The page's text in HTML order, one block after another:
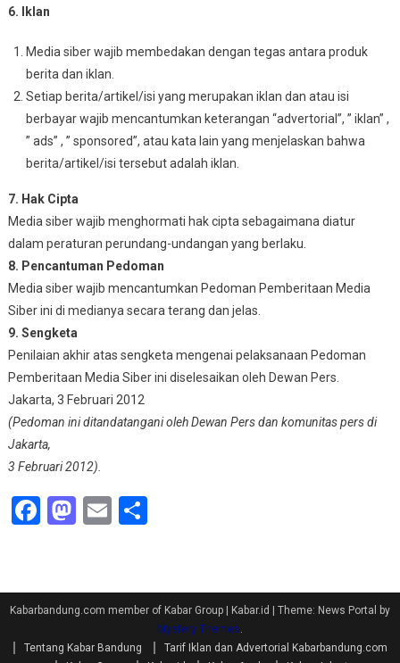
6. Iklan
Media siber wajib membedakan dengan tegas antara produk
berita dan iklan.
Setiap berita/artikel/isi yang merupakan iklan dan atau isi
berbayar wajib mencantumkan keterangan “advertorial”, ” iklan” ,
” ads” , ” sponsored”, atau kata lain yang menjelaskan bahwa
berita/artikel/isi tersebut adalah iklan.
7. Hak Cipta
Media siber wajib menghormati hak cipta sebagaimana diatur
dalam peraturan perundang-undangan yang berlaku.
8. Pencantuman Pedoman
Media siber wajib mencantumkan Pedoman Pemberitaan Media
Siber ini di medianya secara terang dan jelas.
9. Sengketa
Penilaian akhir atas sengketa mengenai pelaksanaan Pedoman
Pemberitaan Media Siber ini diselesaikan oleh Dewan Pers.
Jakarta, 3 Februari 2012
(Pedoman ini ditandatangani oleh Dewan Pers dan komunitas pers di
Jakarta,
3 Februari 2012).
Facebook
Mastodon
EmailShare
Kabarbandung.com member of Kabar Group | Kabar.id
Theme: News Portal by
Mystery Themes.
Tentang Kabar Bandung
Tarif Iklan dan Advertorial Kabarbandung.com